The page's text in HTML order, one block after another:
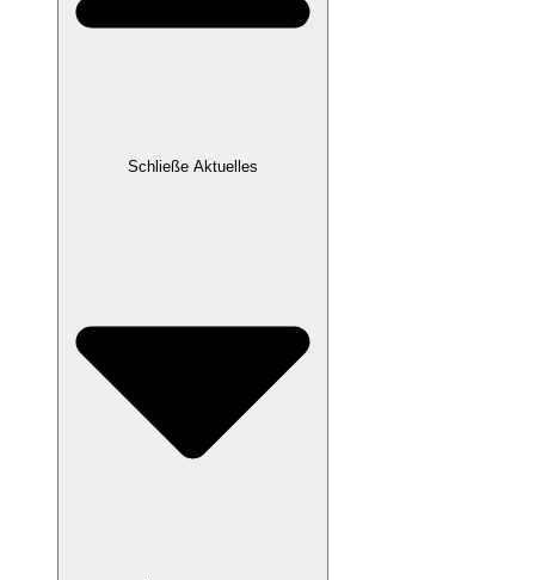
Schließe Aktuelles